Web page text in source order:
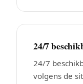
24/7
24/7
volgens de